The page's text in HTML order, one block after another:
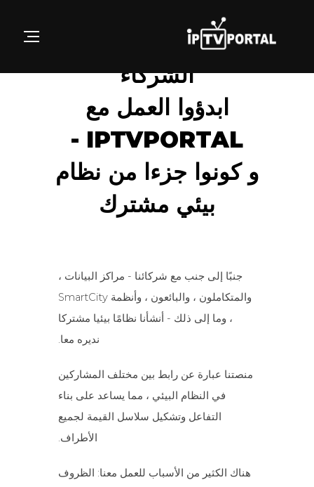
الشركاء
ابدؤوا العمل مع
IPTVPORTAL -
و كونوا جزءا من نظام
بيئي مشترك
جنبًا إلى جنب مع شركائنا - مراكز البيانات ،
والمتكاملون ، والبائعون ، وأنظمة SmartCity
، وما إلى ذلك - أنشأنا نظامًا بيئيا مشتركا
نديره معا.
منصتنا عبارة عن رابط بين مختلف المشاركين
في النظام البيئي ، مما يساعد على بناء
التفاعل وتشكيل سلاسل القيمة لجميع
الأطراف.
هناك الكثير من الأسباب للعمل معنا: الظروف